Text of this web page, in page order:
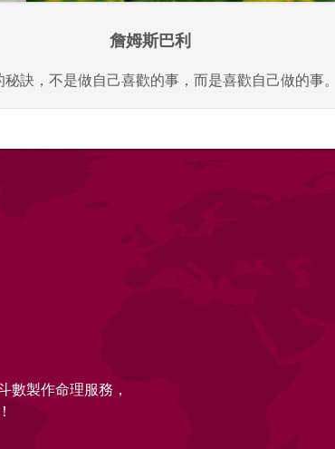
詹姆斯巴利
秘訣，不是做自己喜歡的事，而是喜歡自己做的事。
數製作命理服務，